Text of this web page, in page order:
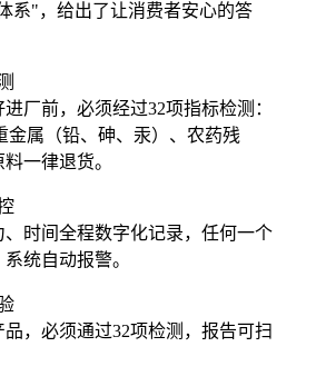
系"，给出了让消费者安心的答
厂前，必须经过32项指标检测：
金属（铅、砷、汞）、农药残
一律退货。
、时间全程数字化记录，任何一个
统自动报警。
，必须通过32项检测，报告可扫